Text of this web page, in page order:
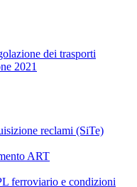
dei trasporti
2021
reclami (SiTe)
ART
ferroviario e condizioni